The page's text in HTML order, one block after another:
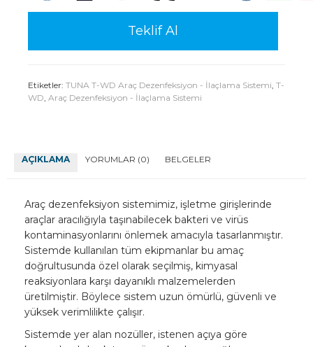
Teklif Al
Etiketler: TUNA T-WD Araç Dezenfeksiyon - İlaçlama Sistemi, T-
WD, Araç Dezenfeksiyon - İlaçlama Sistemi
AÇIKLAMA YORUMLAR (0) BELGELER
Araç dezenfeksiyon sistemimiz, işletme girişlerinde
araçlar aracılığıyla taşınabilecek bakteri ve virüs
kontaminasyonlarını önlemek amacıyla tasarlanmıştır.
Sistemde kullanılan tüm ekipmanlar bu amaç
doğrultusunda özel olarak seçilmiş, kimyasal
reaksiyonlara karşı dayanıklı malzemelerden
üretilmiştir. Böylece sistem uzun ömürlü, güvenli ve
yüksek verimlilikte çalışır.
Sistemde yer alan nozüller, istenen açıya göre